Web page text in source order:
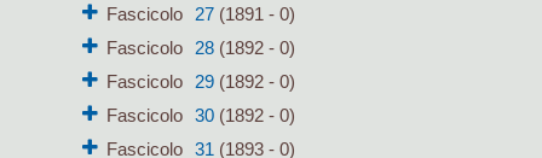
Fascicolo
27(1891 - 0)
Fascicolo
28(1892 - 0)
Fascicolo
29(1892 - 0)
Fascicolo
30(1892 - 0)
Fascicolo
31 (1893 - 0)